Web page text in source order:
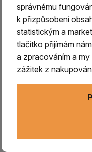
AMETYST
správnému
k přizpůsobení
statistickým a
tlačítko přijímám
a zpracováním a
zážitek z